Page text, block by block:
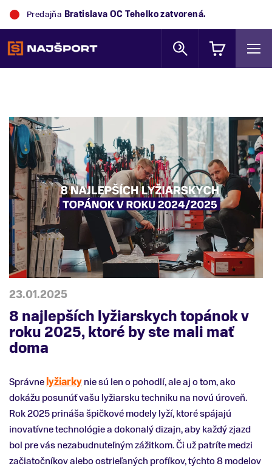
PredajňaTrek Flagship Store Bratislava
23.01.2025
8 najlepších lyžiarskych topánok v
roku 2025, ktoré by ste mali mať
doma
Správnelyžiarkynie sú len o pohodlí, ale aj o tom, ako
dokážu posunúť vašu lyžiarsku techniku na novú úroveň.
Rok 2025 prináša špičkové modely lyží, ktoré spájajú
inovatívne technológie a dokonalý dizajn, aby každý zjazd
bol pre vás nezabudnuteľným zážitkom. Či už patríte medzi
začiatočníkov alebo ostrieľaných profíkov, týchto 8 modelov